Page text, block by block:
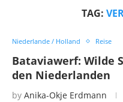
TAG:
Niederlande / Holland Reise
Bataviawerf: Wilde
den Niederlanden
by Anika-Okje Erdmann